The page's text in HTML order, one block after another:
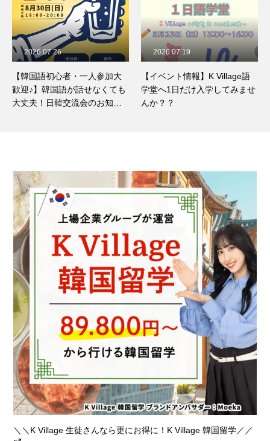
【イベント情報】K Village語
学堂へ1日だけ入学してみませ
んか？？
2026.07.19
韓国料理「ポッサム」とは？
ほっとくだけで簡単！手作り
ポッサムのレシピをご紹介☆
2026.07.18
＼＼K Village 生徒さんなら更にお得に！K Village 韓国留学／／